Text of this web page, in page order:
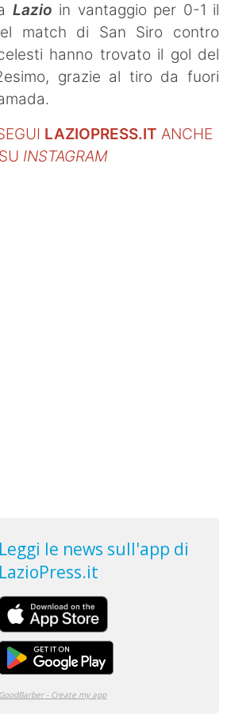
Lazio in vantaggio per 0-1 il
match di San Siro contro
hanno trovato il gol del
grazie al tiro da fuori
LAZIOPRESS.IT ANCHE
SU INSTAGRAM